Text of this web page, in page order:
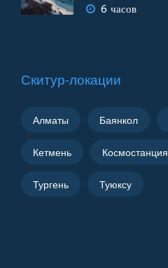
6 часов
Скитур-локации
Алматы Баянкол
Кетмень Космостанция
Тургень Туюксу